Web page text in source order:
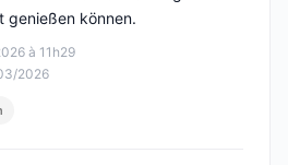
à 11h29
2026
genießen können.